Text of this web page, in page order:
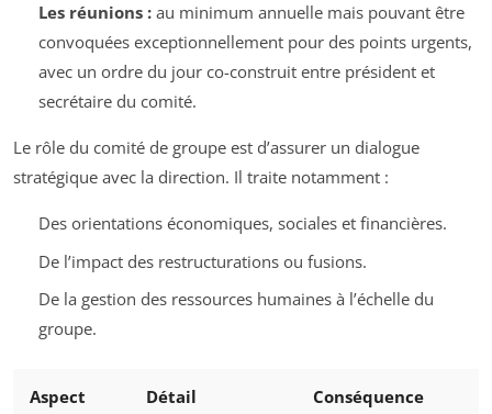
Les réunions :au minimum annuelle mais pouvant être
convoquées exceptionnellement pour des points urgents,
avec un ordre du jour co-construit entre président et
secrétaire du comité.
Le rôle du comité de groupe est d’assurer un dialogue
stratégique avec la direction. Il traite notamment :
Des orientations économiques, sociales et financières.
De l’impact des restructurations ou fusions.
De la gestion des ressources humaines à l’échelle du
groupe.
Aspect Détail Conséquence